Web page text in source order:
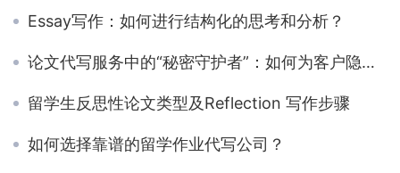
Essay写作：如何进行结构化的思考和分析？
论文代写服务中的“秘密守护者”：如何为客户隐私加把锁？
留学生反思性论文类型及Reflection 写作步骤
如何选择靠谱的留学作业代写公司？